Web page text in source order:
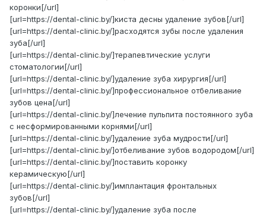
коронки[/url]
[url=https://dental-clinic.by/]киста десны удаление зубов[/url]
[url=https://dental-clinic.by/]расходятся зубы после удаления
зуба[/url]
[url=https://dental-clinic.by/]терапевтические услуги
стоматологии[/url]
[url=https://dental-clinic.by/]удаление зуба хирургия[/url]
[url=https://dental-clinic.by/]профессиональное отбеливание
зубов цена[/url]
[url=https://dental-clinic.by/]лечение пульпита постоянного зуба
с несформированными корнями[/url]
[url=https://dental-clinic.by/]удаление зуба мудрости[/url]
[url=https://dental-clinic.by/]отбеливание зубов водородом[/url]
[url=https://dental-clinic.by/]поставить коронку
керамическую[/url]
[url=https://dental-clinic.by/]имплантация фронтальных
зубов[/url]
[url=https://dental-clinic.by/]удаление зуба после